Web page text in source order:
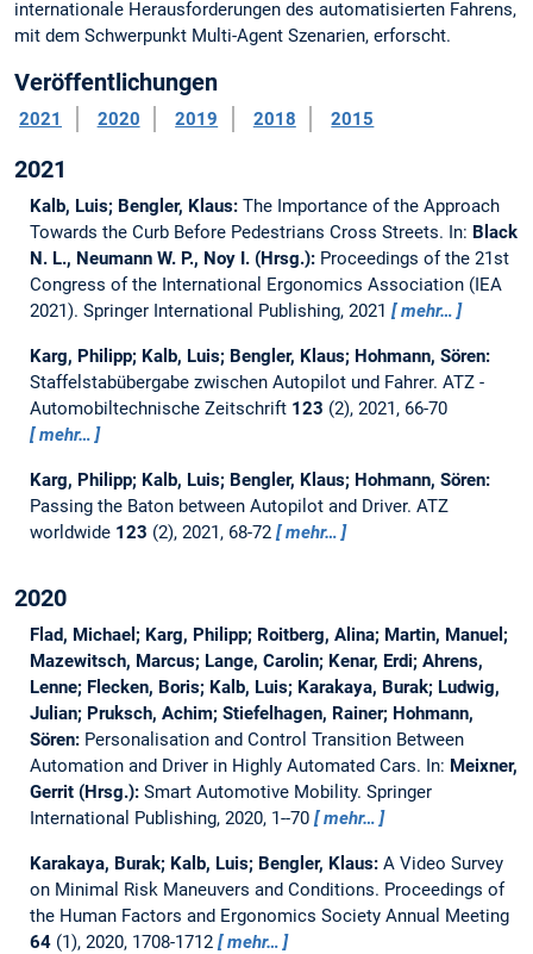
internationale Herausforderungen des automatisierten Fahrens,
mit dem Schwerpunkt Multi-Agent Szenarien, erforscht.
Veröffentlichungen
2021 2020 2019 2018 2015
2021
Kalb, Luis; Bengler, Klaus: The Importance of the Approach
Towards the Curb Before Pedestrians Cross Streets. In: Black
N. L., Neumann W. P., Noy I. (Hrsg.): Proceedings of the 21st
Congress of the International Ergonomics Association (IEA
2021). Springer International Publishing, 2021
mehr…
Karg, Philipp; Kalb, Luis; Bengler, Klaus; Hohmann, Sören:
Staffelstabübergabe zwischen Autopilot und Fahrer. ATZ -
Automobiltechnische Zeitschrift 123 (2), 2021, 66-70
mehr…
Karg, Philipp; Kalb, Luis; Bengler, Klaus; Hohmann, Sören:
Passing the Baton between Autopilot and Driver. ATZ
worldwide 123 (2), 2021, 68-72 mehr…
2020
Flad, Michael; Karg, Philipp; Roitberg, Alina; Martin, Manuel;
Mazewitsch, Marcus; Lange, Carolin; Kenar, Erdi; Ahrens,
Lenne; Flecken, Boris; Kalb, Luis; Karakaya, Burak; Ludwig,
Julian; Pruksch, Achim; Stiefelhagen, Rainer; Hohmann,
Sören: Personalisation and Control Transition Between
Automation and Driver in Highly Automated Cars. In: Meixner,
Gerrit (Hrsg.): Smart Automotive Mobility. Springer
International Publishing, 2020, 1--70
mehr…
Karakaya, Burak; Kalb, Luis; Bengler, Klaus: A Video Survey
on Minimal Risk Maneuvers and Conditions. Proceedings of
the Human Factors and Ergonomics Society Annual Meeting
64(1), 2020, 1708-1712 mehr…